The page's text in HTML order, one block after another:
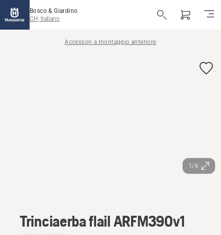
Bosco & Giardino
CH, Italiano
Accessori a montaggio anteriore
1/6
Trinciaerba flail ARFM390v1